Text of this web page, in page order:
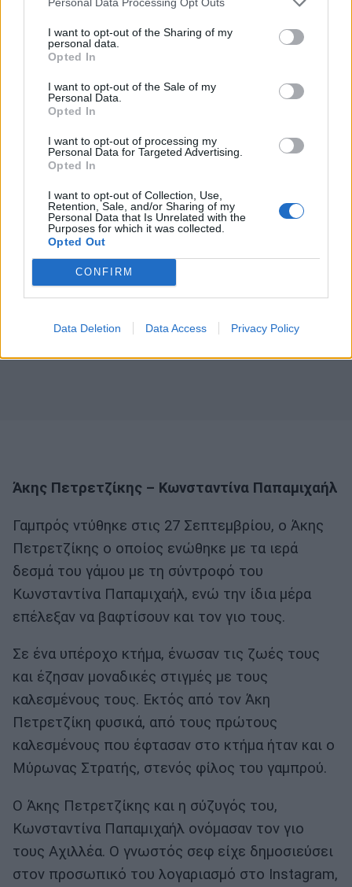
I want to opt-out of the Sharing of my
personal data.
Opted In
I want to opt-out of the Sale of my
Personal Data.
Opted In
I want to opt-out of processing my
Personal Data for Targeted Advertising.
Opted In
I want to opt-out of Collection, Use,
Retention, Sale, and/or Sharing of my
Personal Data that Is Unrelated with the
Purposes for which it was collected.
Opted Out
CONFIRM
Data Deletion Data Access Privacy Policy
Άκης Πετρετζίκης – Κωνσταντίνα Παπαμιχαήλ
Γαμπρός ντύθηκε στις 27 Σεπτεμβρίου, ο Άκης
Πετρετζίκης ο οποίος ενώθηκε με τα ιερά
δεσμά του γάμου με τη σύντροφό του
Κωνσταντίνα Παπαμιχαήλ, ενώ την ίδια μέρα
επέλεξαν να βαφτίσουν και τον γιο τους.
Σε ένα υπέροχο κτήμα, ένωσαν τις ζωές τους
και έζησαν μοναδικές στιγμές με τους
καλεσμένους τους. Εκτός από τον Άκη
Πετρετζίκη φυσικά, από τους πρώτους
καλεσμένους που έφτασαν στο κτήμα ήταν και ο
Μύρωνας Στρατής, στενός φίλος του γαμπρού.
Ο Άκης Πετρετζίκης και η σύζυγός του,
Κωνσταντίνα Παπαμιχαήλ ονόμασαν τον γιο
τους Αχιλλέα. Ο γνωστός σεφ είχε δημοσιεύσει
στον προσωπικό του λογαριασμό στο Instagram,